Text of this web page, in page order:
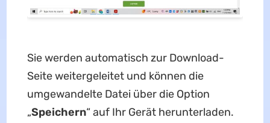
Sie werden automatisch zur Download-
Seite weitergeleitet und können die
umgewandelte Datei über die Option
„Speichern“ auf Ihr Gerät herunterladen.